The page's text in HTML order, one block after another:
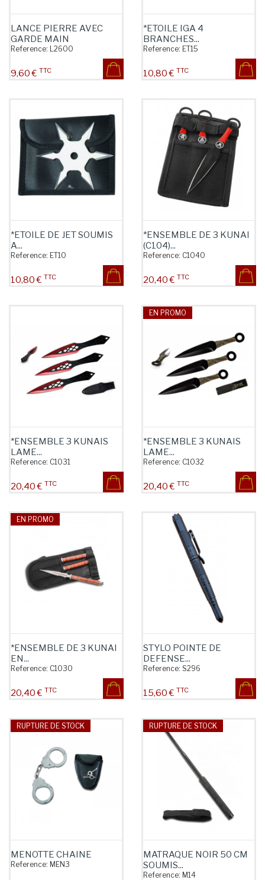
LANCE PIERRE AVEC
GARDE MAIN
Reference: L2600
Prix
9,60 € TTC
*ETOILE IGA 4
BRANCHES...
Reference: ET15
Prix
10,80 € TTC
*ETOILE DE JET SOUMIS
A...
Reference: ET10
Prix
10,80 € TTC
*ENSEMBLE DE 3 KUNAI
(C104)...
Reference: C1040
Prix
20,40 € TTC
*ENSEMBLE 3 KUNAIS
LAME...
Reference: C1031
Prix
20,40 € TTC
EN PROMO
*ENSEMBLE 3 KUNAIS
LAME...
Reference: C1032
Prix
20,40 € TTC
EN PROMO
*ENSEMBLE DE 3 KUNAI
EN...
Reference: C1030
Prix
20,40 € TTC
STYLO POINTE DE
DEFENSE...
Reference: S296
Prix
15,60 € TTC
RUPTURE DE STOCK
MENOTTE CHAINE
Reference: MEN3
RUPTURE DE STOCK
MATRAQUE NOIR 50 CM
SOUMIS...
Reference: M14